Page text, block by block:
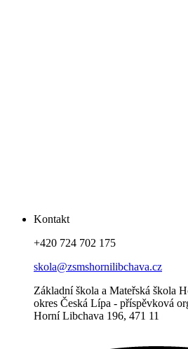
Kontakt
+420 724 702 175
skola@zsmshornilibchava.cz
Základní škola a Mateřská škola
okres Česká Lípa - příspěvková
Horní Libchava 196, 471 11